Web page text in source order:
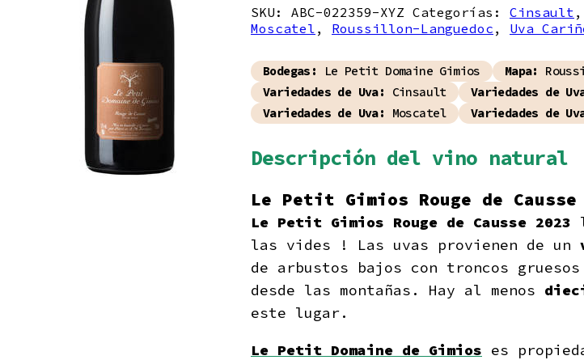
Rouge de
Causse 2023
cantidad
SKU: ABC-022359-XYZ Categorías: Cinsault ,
Moscatel , Roussillon-Languedoc , Uva
Bodegas: Le Petit Domaine Gimios Mapa:
Variedades de Uva:
Cinsault Variedades de
Variedades de Uva:
Moscatel Variedades de
Descripción del vino natural
Le Petit Gimios Rouge de Causse
Le Petit Gimios Rouge de Causse 2023
las vides ! Las uvas provienen de un
de arbustos bajos con troncos
desde las montañas. Hay al menos
este lugar.
Le Petit Domaine de Gimios es